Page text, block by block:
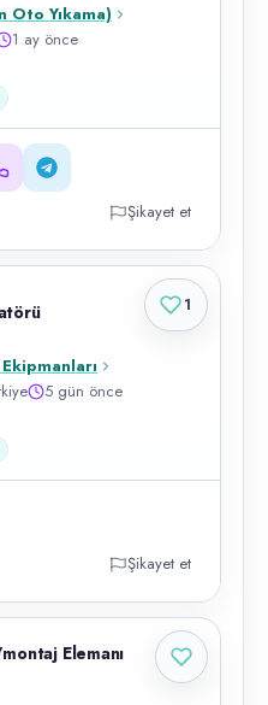
Oto Yıkama)
1 ay önce
Şikayet et
5 gün önce
Şikayet et
1
Elemanı